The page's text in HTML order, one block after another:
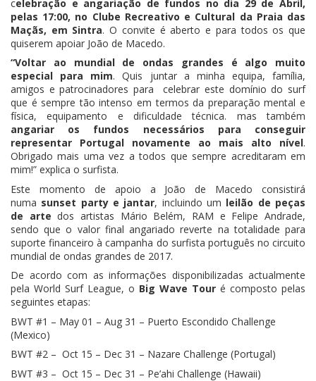
celebração e angariação de fundos no dia 29 de Abril,
pelas 17:00, no Clube Recreativo e Cultural da Praia das
Maçãs, em Sintra. O convite é aberto e para todos os que
quiserem apoiar João de Macedo.
“Voltar ao mundial de ondas grandes é algo muito
especial para mim. Quis juntar a minha equipa, família,
amigos e patrocinadores para celebrar este domínio do surf
que é sempre tão intenso em termos da preparação mental e
física, equipamento e dificuldade técnica. mas também
angariar os fundos necessários para conseguir
representar Portugal novamente ao mais alto nível.
Obrigado mais uma vez a todos que sempre acreditaram em
mim!” explica o surfista.
Este momento de apoio a João de Macedo consistirá
numa sunset party e jantar, incluindo um leilão de peças
de arte dos artistas Mário Belém, RAM e Felipe Andrade,
sendo que o valor final angariado reverte na totalidade para
suporte financeiro à campanha do surfista português no circuito
mundial de ondas grandes de 2017.
De acordo com as informações disponibilizadas actualmente
pela World Surf League, o Big Wave Tour é composto pelas
seguintes etapas:
BWT #1 – May 01 – Aug 31 – Puerto Escondido Challenge
(Mexico)
BWT #2 – Oct 15 – Dec 31 – Nazare Challenge (Portugal)
BWT #3 – Oct 15 – Dec 31 – Pe’ahi Challenge (Hawaii)